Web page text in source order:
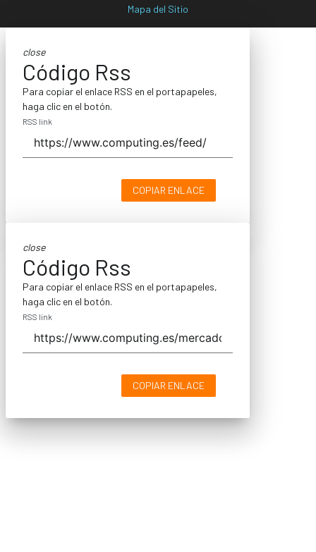
Mapa del Sitio
close
Código Rss
Para copiar el enlace RSS en el portapapeles,
haga clic en el botón.
RSS link
COPIAR ENLACE
close
Código Rss
Para copiar el enlace RSS en el portapapeles,
haga clic en el botón.
RSS link
COPIAR ENLACE